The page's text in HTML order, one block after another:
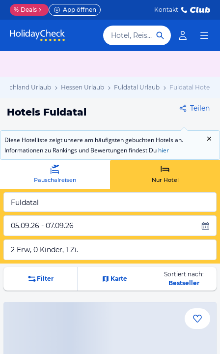
% Deals App öffnen Kontakt
Hotel, Reiseziel
Urlaub Hessen Urlaub Fuldatal Urlaub Fuldatal Hotels
Hotels Fuldatal Teilen
Diese Hotelliste zeigt unsere am häufigsten gebuchten Hotels an.
Informationen zu Rankings und Bewertungen findest Du hier
Pauschalreisen Nur Hotel
Fuldatal
05.09.26 - 07.09.26
2 Erw, 0 Kinder, 1 Zi.
Filter Karte
Sortiert nach:
Bestseller